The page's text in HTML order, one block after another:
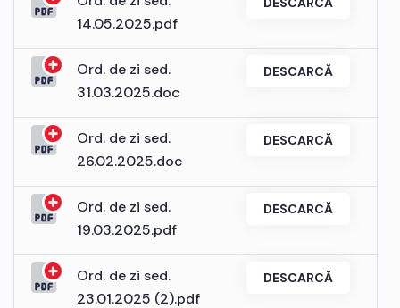
14.05.2025.pdf
Ord. de zi sed.
31.03.2025.doc
DESCARCĂ
Ord. de zi sed.
26.02.2025.doc
DESCARCĂ
Ord. de zi sed.
19.03.2025.pdf
DESCARCĂ
Ord. de zi sed.
23.01.2025 (2).pdf
DESCARCĂ